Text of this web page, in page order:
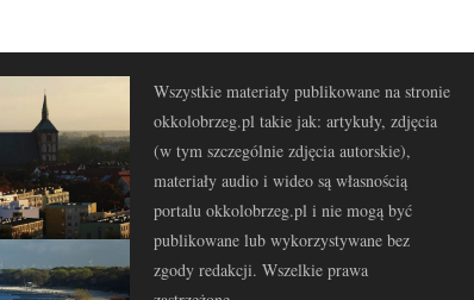
Wszystkie materiały publikowane na stronie
okkolobrzeg.pl takie jak: artykuły, zdjęcia
(w tym szczególnie zdjęcia autorskie),
materiały audio i wideo są własnością
portalu okkolobrzeg.pl i nie mogą być
publikowane lub wykorzystywane bez
zgody redakcji. Wszelkie prawa